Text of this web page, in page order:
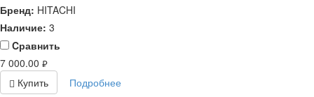
Бренд: HITACHI
Наличие: 3
Cравнить
7 000.00 руб.
Купить Подробнее